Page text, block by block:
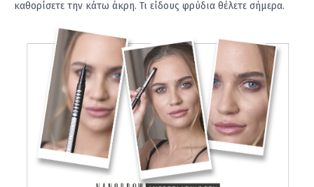
καθορίσετε την κάτω άκρη. Τι είδους φρύδια θέλετε σήμερα.